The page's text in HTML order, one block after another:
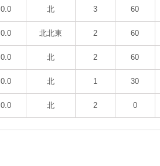
0.0 北 3 60
0.0 北北東 2 60
0.0 北 2 60
0.0 北 1 30
0.0 北 2 0